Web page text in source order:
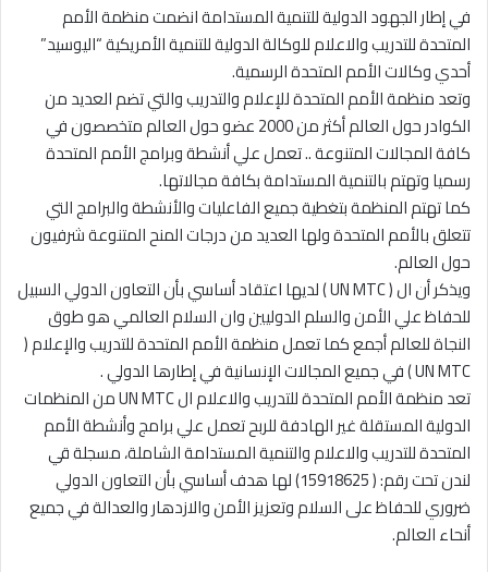
في إطار الجهود الدولية للتنمية المستدامة انضمت منظمة الأمم
المتحدة للتدريب والاعلام للوكالة الدولية للتنمية الأمريكية “اليوسيد”
أحدي وكالات الأمم المتحدة الرسمية.
وتعد منظمة الأمم المتحدة للإعلام والتدريب والتي تضم العديد من
الكوادر حول العالم أكثر من 2000 عضو حول العالم متخصصون في
كافة المجالات المتنوعة .. تعمل علي أنشطة وبرامج الأمم المتحدة
رسميا وتهتم بالتنمية المستدامة بكافة مجالاتها.
كما تهتم المنظمة بتغطية جميع الفاعليات والأنشطة والبرامج التي
تتعلق بالأمم المتحدة ولها العديد من درجات المنح المتنوعة شرفيون
حول العالم.
ويذكر أن ال ( UN MTC ) لديها اعتقاد أساسي بأن التعاون الدولي السبيل
للحفاظ علي الأمن والسلم الدوليين وان السلام العالمي هو طوق
النجاة للعالم أجمع كما تعمل منظمة الأمم المتحدة للتدريب والإعلام (
UN MTC ) في جميع المجالات الإنسانية في إطارها الدولي .
تعد منظمة الأمم المتحدة للتدريب والاعلام ال UN MTC من المنظمات
الدولية المستقلة غير الهادفة للربح تعمل علي برامج وأنشطة الأمم
المتحدة للتدريب والاعلام والتنمية المستدامة الشاملة، مسجلة قي
لندن تحت رقم: ( 15918625) لها هدف أساسي بأن التعاون الدولي
ضروري للحفاظ على السلام وتعزيز الأمن والازدهار والعدالة في جميع
أنحاء العالم.